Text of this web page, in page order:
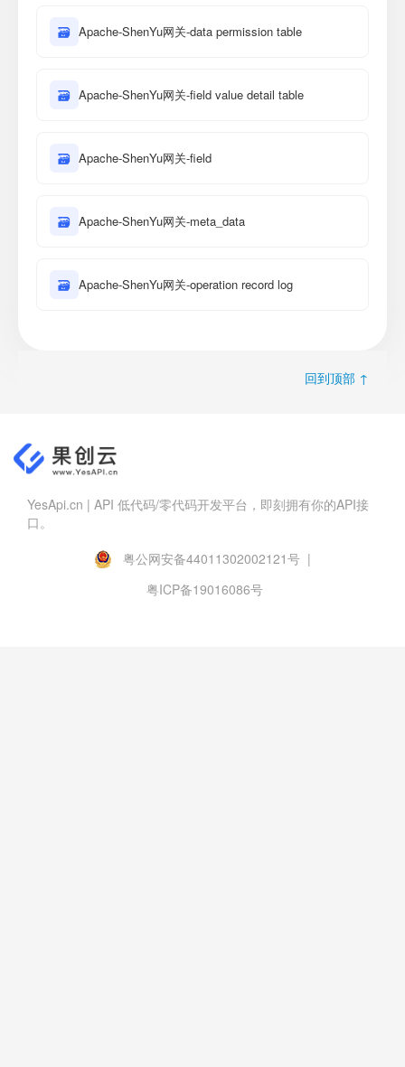
🗃 Apache-ShenYu网关-data permission table
🗃 Apache-ShenYu网关-field value detail table
🗃 Apache-ShenYu网关-field
🗃 Apache-ShenYu网关-meta_data
🗃 Apache-ShenYu网关-operation record log
回到顶部 ↑
YesApi.cn | API 低代码/零代码开发平台，即刻拥有你的API接
口。
粤公网安备44011302002121号 |
粤ICP备19016086号